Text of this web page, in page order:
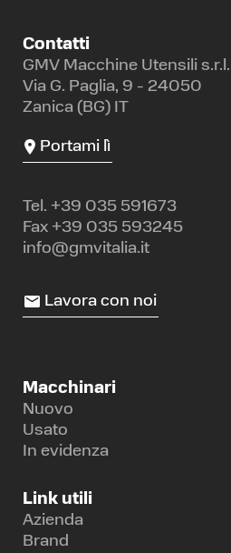
Contatti
GMV Macchine Utensili s.r.l.
Via G. Paglia, 9 - 24050
Zanica (BG) IT
Portami lì
Tel. +39 035 591673
Fax +39 035 593245
info@gmvitalia.it
Lavora con noi
Macchinari
Nuovo
Usato
In evidenza
Link utili
Azienda
Brand